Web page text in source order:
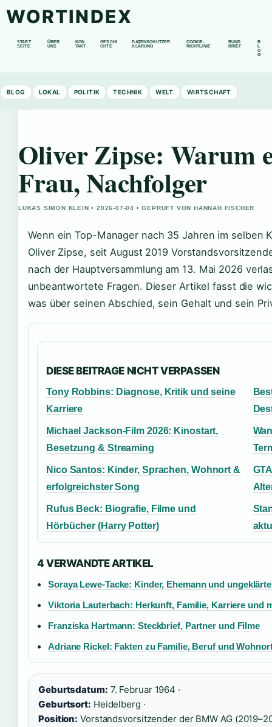
WORTINDEX
START
SEITE
ÜBER
UNS
KON
TAKT
GESCHI
CHTE
DATENSCHUTZER
KLÄRUNG
COOKIE-
RICHTLINIE
RUND
BRIEF
B
O
G
BLOG LOKAL POLITIK TECHNIK WELT WIRTSCHAFT
Oliver Zipse: Warum
Frau, Nachfolger
LUKAS SIMON KLEIN • 2026-07-04 • GEPRUFT VON HANNAH FISCHER
Wenn ein Top-Manager nach 35 Jahren im selben
Oliver Zipse, seit August 2019
nach der Hauptversammlung am 13. Mai 2026
unbeantwortete Fragen. Dieser Artikel fasst die
was über seinen Abschied, sein Gehalt und sein
DIESE BEITRAGE NICHT VERPASSEN
Tony Robbins: Diagnose, Kritik und seine
Karriere
Michael Jackson-Film 2026: Kinostart,
Besetzung & Streaming
Nico Santos: Kinder, Sprachen, Wohnort &
erfolgreichster Song
Rufus Beck: Biografie, Filme und
Hörbücher (Harry Potter)
4 VERWANDTE ARTIKEL
Soraya Lewe-Tacke: Kinder, Ehemann und
Viktoria Lauterbach: Herkunft, Familie, Karriere und
Franziska Hartmann: Steckbrief, Partner und Filme
Adriane Rickel: Fakten zu Familie, Beruf und
Geburtsdatum: 7. Februar 1964 ·
Geburtsort: Heidelberg ·
Position: Vorstandsvorsitzender der BMW AG